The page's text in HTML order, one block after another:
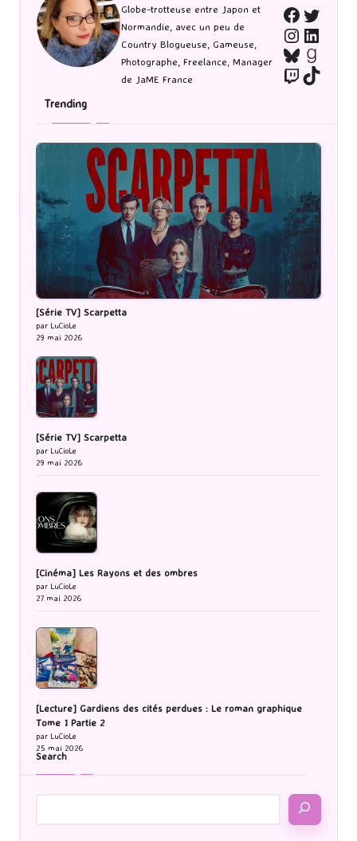
Globe-trotteuse entre Japon et
Normandie, avec un peu de
Country Blogueuse, Gameuse,
Photographe, Freelance, Manager
de JaME France
Bluesky
TwitchTikTok
Trending
[Série TV] Scarpetta
par LuCioLe
29 mai 2026
[Série TV] Scarpetta
par LuCioLe
29 mai 2026
[Cinéma] Les Rayons et des ombres
par LuCioLe
27 mai 2026
[Lecture] Gardiens des cités perdues : Le roman graphique
Tome 1 Partie 2
par LuCioLe
25 mai 2026
Search